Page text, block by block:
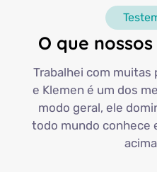
O que
Trabalhei com muitas
e Klemen é um dos
modo geral, ele
todo mundo conhece